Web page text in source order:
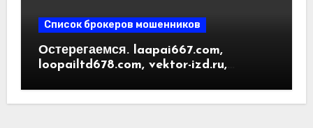
Список брокеров мошенников
Остерегаемся. laapai667.com,
loopailtd678.com, vektor-izd.ru,
видом инвест проектов. Отзывы